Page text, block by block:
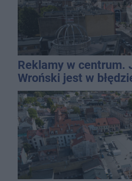
Reklamy w centrum.
Wroński jest w